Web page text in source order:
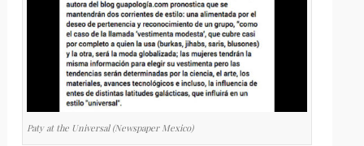
Paty at the Universal (Newspaper Mexico)